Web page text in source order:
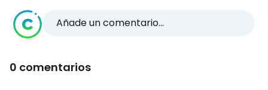
Añade un comentario...
0 comentarios